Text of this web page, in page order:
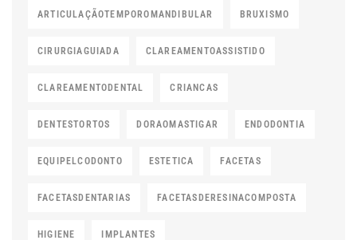
ARTICULAÇÃOTEMPOROMANDIBULAR BRUXISMO
CIRURGIAGUIADA CLAREAMENTOASSISTIDO
CLAREAMENTODENTAL CRIANCAS
DENTESTORTOS DORAOMASTIGAR ENDODONTIA
EQUIPELCODONTO ESTETICA FACETAS
FACETASDENTARIAS FACETASDERESINACOMPOSTA
HIGIENE IMPLANTES